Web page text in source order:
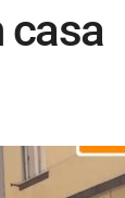
casa